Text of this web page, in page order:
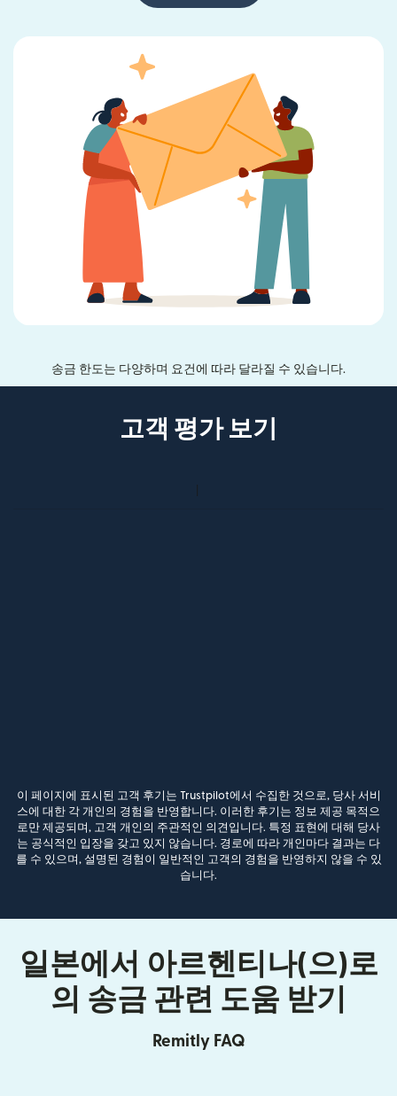
송금 한도는 다양하며 요건에 따라 달라질 수 있습니다.
고객 평가 보기
이 페이지에 표시된 고객 후기는 Trustpilot에서 수집한 것으로, 당사 서비
스에 대한 각 개인의 경험을 반영합니다. 이러한 후기는 정보 제공 목적으
로만 제공되며, 고객 개인의 주관적인 의견입니다. 특정 표현에 대해 당사
는 공식적인 입장을 갖고 있지 않습니다. 경로에 따라 개인마다 결과는 다
를 수 있으며, 설명된 경험이 일반적인 고객의 경험을 반영하지 않을 수 있
습니다.
일본에서 아르헨티나(으)로
의 송금 관련 도움 받기
Remitly FAQ